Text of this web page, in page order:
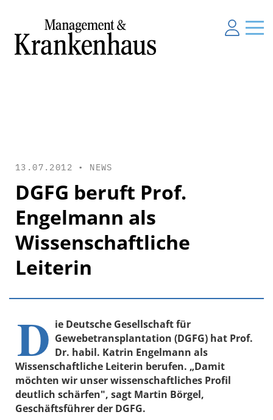
13.07.2012 • NEWS
DGFG beruft Prof.
Engelmann als
Wissenschaftliche
Leiterin
D ie Deutsche Gesellschaft für
Gewebetransplantation (DGFG) hat Prof.
Dr. habil. Katrin Engelmann als
Wissenschaftliche Leiterin berufen. „Damit
möchten wir unser wissenschaftliches Profil
deutlich schärfen", sagt Martin Börgel,
Geschäftsführer der DGFG.